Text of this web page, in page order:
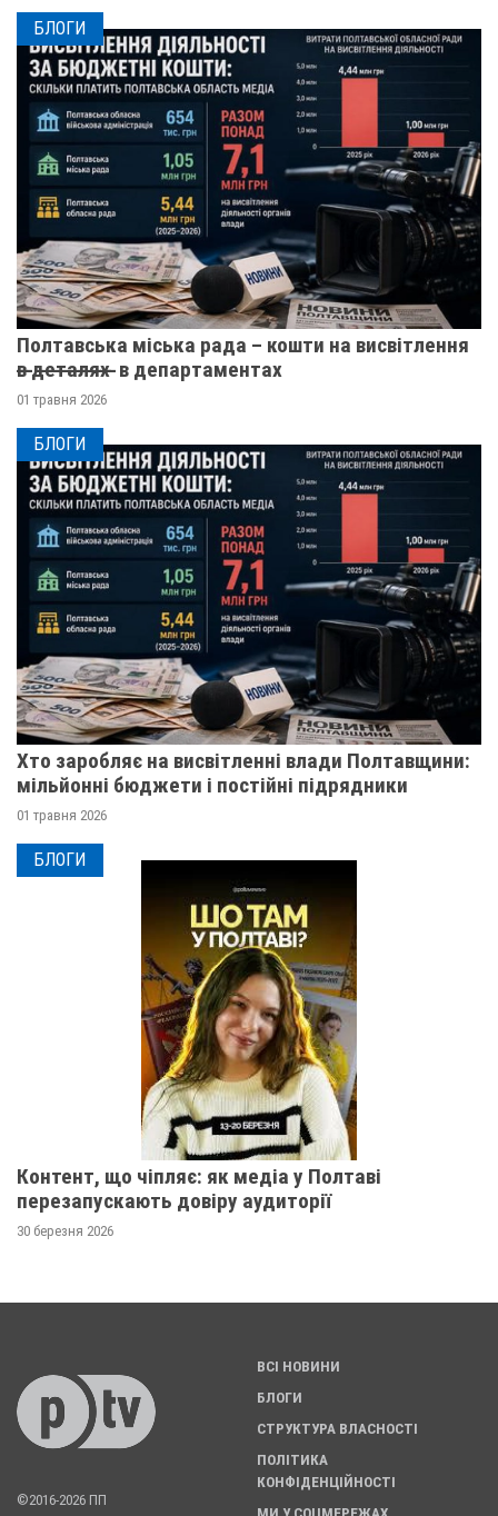
БЛОГИ
Полтавська міська рада – кошти на висвітлення
в̶ ̶д̶е̶т̶а̶л̶я̶х̶ ̶ в департаментах
01 травня 2026
БЛОГИ
Хто заробляє на висвітленні влади Полтавщини:
мільйонні бюджети і постійні підрядники
01 травня 2026
БЛОГИ
Контент, що чіпляє: як медіа у Полтаві
перезапускають довіру аудиторії
30 березня 2026
©2016-2026 ПП
ВСІ НОВИНИ
БЛОГИ
СТРУКТУРА ВЛАСНОСТІ
ПОЛІТИКА
КОНФІДЕНЦІЙНОСТІ